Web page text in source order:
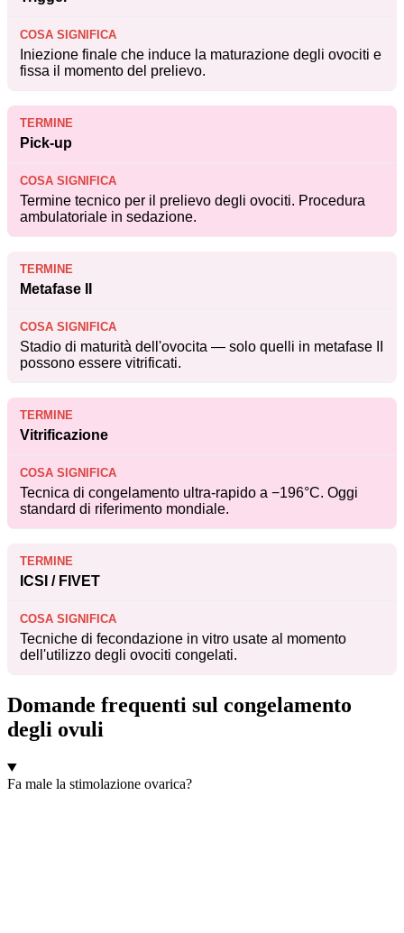
Iniezione finale che induce la maturazione degli ovociti e
fissa il momento del prelievo.
Pick-up
Termine tecnico per il prelievo degli ovociti. Procedura
ambulatoriale in sedazione.
Metafase II
Stadio di maturità dell'ovocita — solo quelli in metafase II
possono essere vitrificati.
Vitrificazione
Tecnica di congelamento ultra-rapido a −196°C. Oggi
standard di riferimento mondiale.
ICSI / FIVET
Tecniche di fecondazione in vitro usate al momento
dell'utilizzo degli ovociti congelati.
Domande frequenti sul congelamento
degli ovuli
Fa male la stimolazione ovarica?